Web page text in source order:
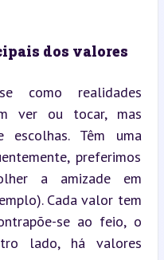
dos valores
como realidades
ver ou tocar, mas
escolhas. Têm uma
preferimos
a amizade em
Cada valor tem
se ao feio, o
lado, há valores